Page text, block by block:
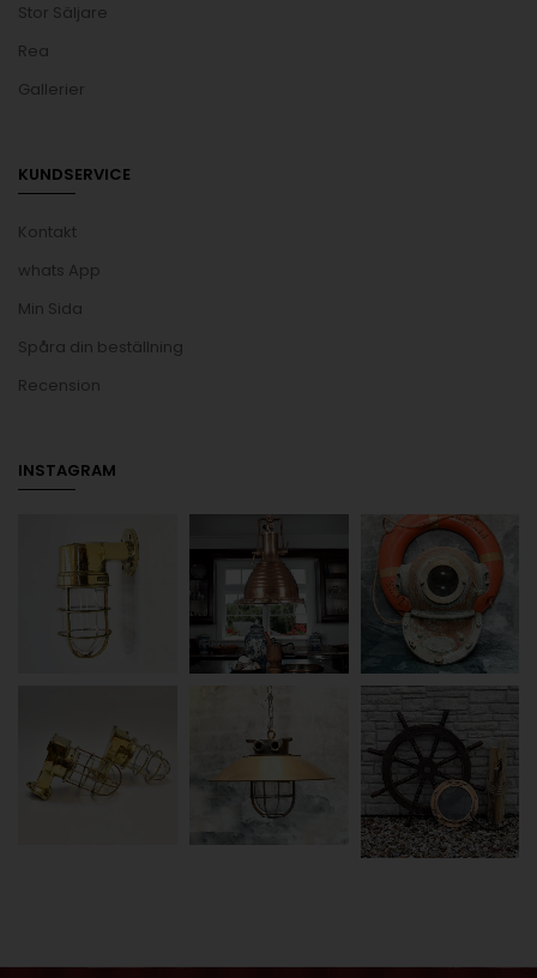
Stor Säljare
Rea
Gallerier
KUNDSERVICE
Kontakt
whats App
Min Sida
Spåra din beställning
Recension
INSTAGRAM